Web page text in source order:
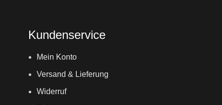
Kundenservice
Mein Konto
Versand & Lieferung
Widerruf